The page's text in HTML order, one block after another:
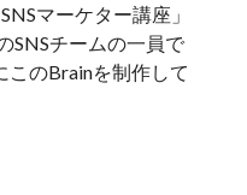
マーケター講座」
SNSチームの一員で
このBrainを制作して